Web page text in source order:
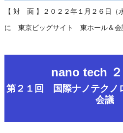
【 対 面 】２０２２年１月２６日（
に 東京ビッグサイト 東ホール＆
nano tech ２
第２１回 国際ナノテクノ
会議